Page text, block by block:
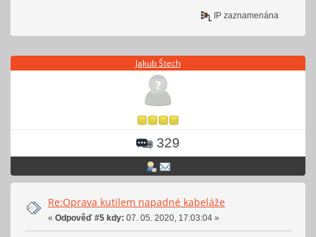
IP zaznamenána
Jakub Štech
329
Re:Oprava kutilem napadné kabeláže
« Odpověď #5 kdy: 07. 05. 2020, 17:03:04 »